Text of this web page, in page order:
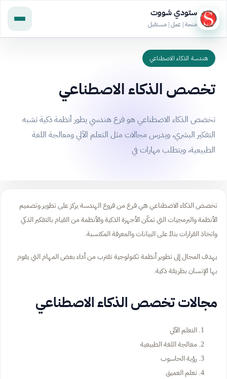
ستودي شووت
منحة | عمل | مستقبل
هندسة الذكاء الاصطناعي
تخصص الذكاء الاصطناعي
تخصص الذكاء الاصطناعي هو فرع هندسي يطور أنظمة ذكية تشبه
التفكير البشري، ويدرس مجالات مثل التعلم الآلي ومعالجة اللغة
الطبيعية، ويتطلب مهارات في
تخصص الذكاء الاصطناعي هي فرع من فروع الهندسة يركز على تطوير وتصميم
الأنظمة والبرمجيات التي تمكّن الأجهزة الذكية والأنظمة من القيام بالتفكير الذكي
واتخاذ القرارات بناءً على البيانات والمعرفة المكتسبة.
يهدف المجال إلى تطوير أنظمة تكنولوجية تقترب من أداء بعض المهام التي يقوم
بها الإنسان بطريقة ذكية.
مجالات تخصص الذكاء الاصطناعي
التعلم الآلي
معالجة اللغة الطبيعية
رؤية الحاسوب
تعلم العميق